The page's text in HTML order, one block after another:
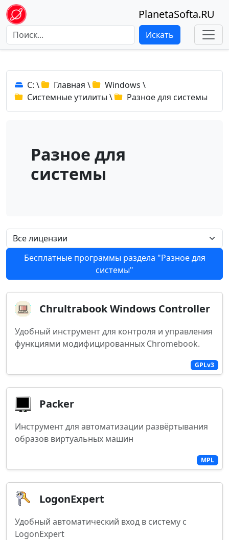
PlanetaSofta.RU
Искать
C: \ Главная \ Windows \
Системные утилиты \ Разное для системы
Разное для
системы
Бесплатные программы раздела "Разное для
системы"
GPLv3
Chrultrabook Windows Controller
Удобный инструмент для контроля и управления
функциями модифицированных Chromebook.
MPL
Packer
Инструмент для автоматизации развёртывания
образов виртуальных машин
LogonExpert
Удобный автоматический вход в систему с
LogonExpert